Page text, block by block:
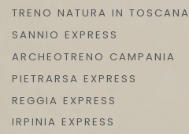
TRENO NATURA IN TOSCANA
SANNIO EXPRESS
ARCHEOTRENO CAMPANIA
PIETRARSA EXPRESS
REGGIA EXPRESS
IRPINIA EXPRESS